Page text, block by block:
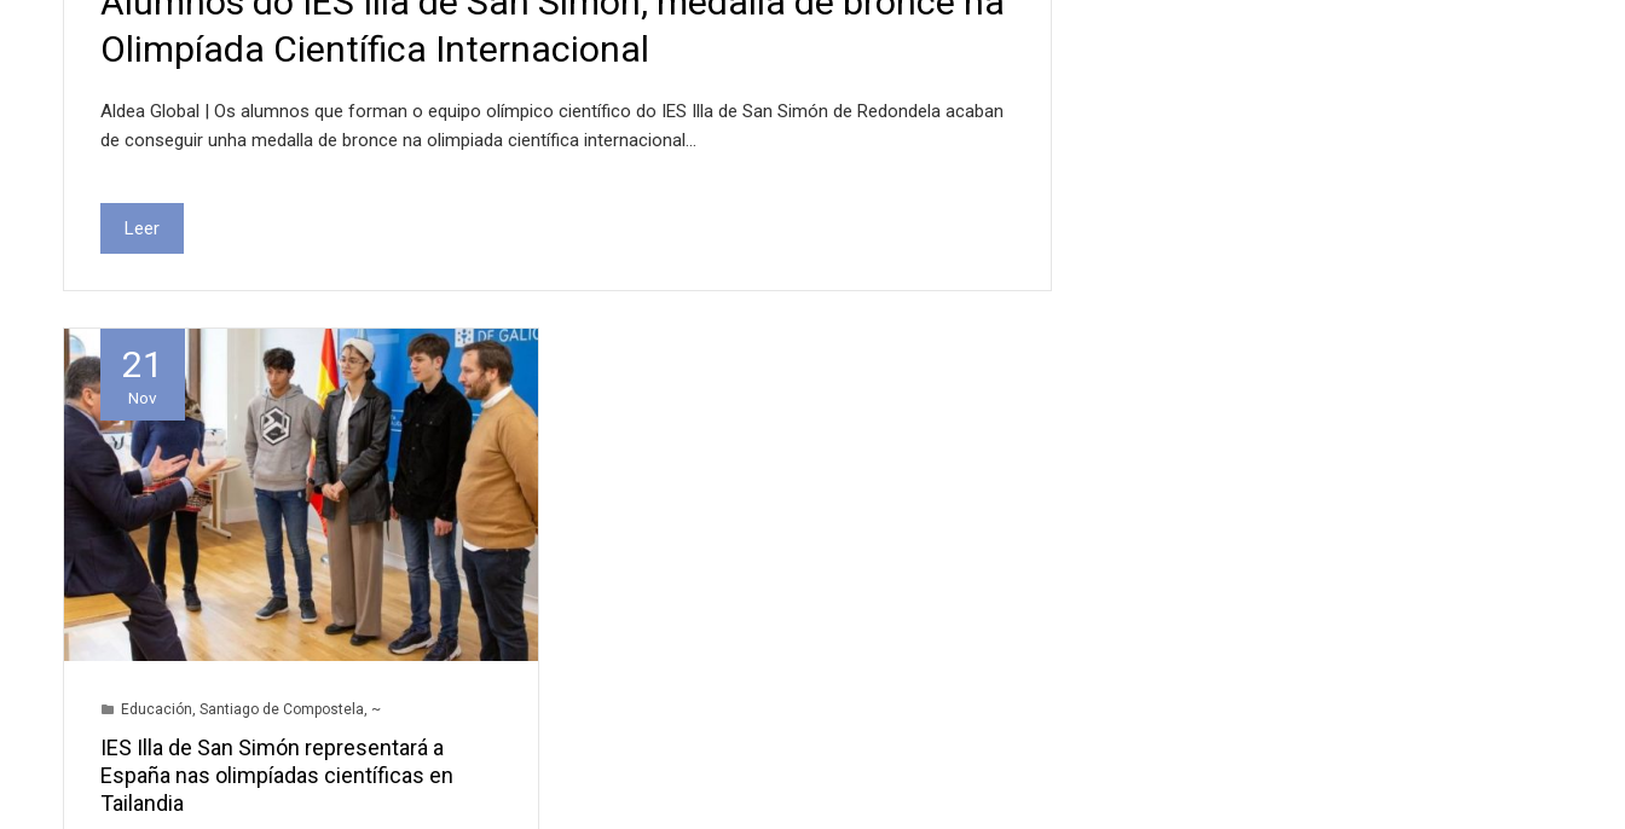
Olimpíada Científica Internacional
Aldea Global | Os alumnos que forman o equipo olímpico científico do IES Illa de San Simón de Redondela acaban
de conseguir unha medalla de bronce na olimpiada científica internacional…
Leer
21
Nov
Educación Santiago de Compostela ~
IES Illa de San Simón representará a
España nas olimpíadas científicas en
Tailandia